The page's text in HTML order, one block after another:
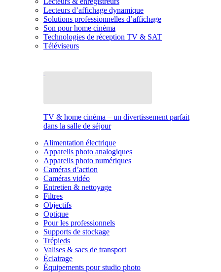
Lecteurs d’affichage dynamique
Solutions professionnelles d’affichage
Son pour home cinéma
Technologies de réception TV & SAT
Téléviseurs
TV & home cinéma – un divertissement parfait
dans la salle de séjour
Alimentation électrique
Appareils photo analogiques
Appareils photo numériques
Caméras d’action
Caméras vidéo
Entretien & nettoyage
Filtres
Objectifs
Optique
Pour les professionnels
Supports de stockage
Trépieds
Valises & sacs de transport
Éclairage
Équipements pour studio photo